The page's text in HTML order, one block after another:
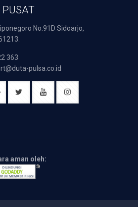
No.91D Sidoarjo,
363
pulsa.co.id
aman oleh: